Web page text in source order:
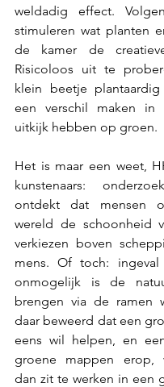
weldadig effect.
stimuleren wat planten
de kamer de
Risicoloos uit te
klein beetje
een verschil maken in
uitkijk hebben op groen.
Het is maar een weet,
kunstenaars:
ontdekt dat mensen
wereld de schoonheid
verkiezen boven
mens. Of toch:
onmogelijk is de
brengen via de ramen
daar beweerd dat een
eens wil helpen, en
groene mappen erop,
dan zit te werken in een